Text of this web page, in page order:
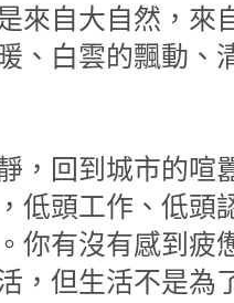
來自大自然，來
、白雲的飄動、
，回到城市的喧
低頭工作、低
你有沒有感到疲
，但生活不是為